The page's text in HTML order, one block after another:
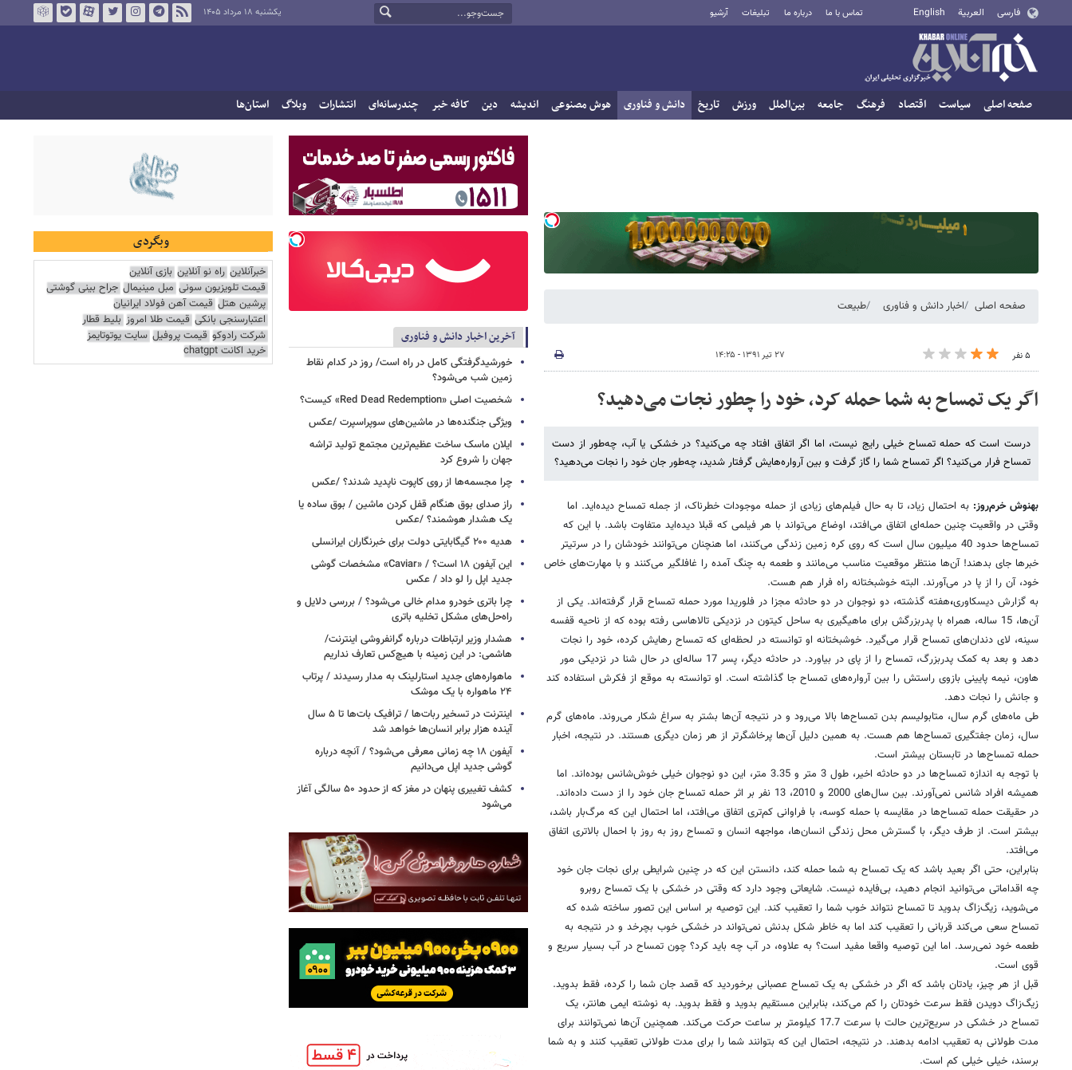
فارسی العربية English تماس با ما درباره ما تبلیغات آرشیو یکشنبه ۱۸ مرداد ۱۴۰۵
صفحه اصلی سیاست اقتصاد فرهنگ جامعه بین‌الملل ورزش تاریخ دانش و فناوری هوش مصنوعی اندیشه دین کافه خبر چندرسانه‌ای انتشارات وبلاگ استان‌ها
صفحه اصلی اخبار دانش و فناوری طبیعت
۵ نفر ۲۷ تیر ۱۳۹۱ - ۱۴:۲۵
اگر یک تمساح به شما حمله کرد، خود را چطور نجات می‌دهید؟
درست است که حمله تمساح خیلی رایج نیست، اما اگر اتفاق افتاد چه می‌کنید؟ در خشکی یا آب، چه‌طور از دست
تمساح فرار می‌کنید؟ اگر تمساح شما را گاز گرفت و بین آرواره‌هایش گرفتار شدید، چه‌طور جان خود را نجات می‌دهید؟
بهنوش خرم‌روز: به احتمال زیاد،‌ تا به حال فیلم‌های زیادی از حمله موجودات خطرناک،‌ از جمله تمساح دیده‌اید. اما
وقتی در واقعیت چنین حمله‌ای اتفاق می‌افتد، اوضاع می‌تواند با هر فیلمی که قبلا دیده‌اید متفاوت باشد. با این که
تمساح‌ها حدود 40 میلیون سال است که روی کره زمین زندگی می‌کنند،‌ اما هنچنان می‌توانند خودشان را در سرتیتر
خبرها جای بدهند! آن‌ها منتظر موقعیت مناسب می‌مانند و طعمه به چنگ آمده را غافلگیر می‌کنند و با مهارت‌های خاص
خود،‌ آن را از پا در می‌آورند. البته خوشبختانه راه فرار هم هست.
به گزارش دیسکاوری،هفته گذشته، دو نوجوان در دو حادثه مجزا در فلوریدا مورد حمله تمساح قرار گرفته‌اند. یکی از
آن‌ها، 15 ساله، همراه با پدربزرگش برای ماهیگیری به ساحل کیتون در نزدیکی تالاهاسی رفته بوده که از ناحیه قفسه
سینه، لای دندان‌های تمساح قرار می‌گیرد. خوشبختانه او توانسته در لحظه‌ای که تمساح رهایش کرده، خود را نجات
دهد و بعد به کمک پدربزرگ، ‌تمساح را از پای در بیاورد. در حادثه دیگر، پسر 17 ساله‌ای در حال شنا در نزدیکی مور
هاون، نیمه پایینی بازوی راستش را بین آرواره‌های تمساح جا گذاشته است. او توانسته به موقع از فکرش استفاده کند
و جانش را نجات دهد.
طی ماه‌های گرم سال، متابولیسم بدن تمساح‌ها بالا می‌رود و در نتیجه آن‌ها بشتر به سراغ شکار می‌روند. ماه‌های گرم
سال، زمان جفتگیری تمساح‌ها هم هست. به همین دلیل آن‌ها پرخاشگرتر از هر زمان دیگری هستند. در نتیجه، اخبار
حمله تمساح‌ها در تابستان بیشتر است.
با توجه به اندازه تمساح‌ها در دو حادثه اخیر، طول 3 متر و 3.35 متر، این دو نوجوان خیلی خوش‌شانس بوده‌اند. اما
همیشه افراد شانس نمی‌آورند. بین سال‌های 2000 و 2010، 13 نفر بر اثر حمله تمساح جان خود را از دست داده‌اند.
در حقیقت حمله تمساح‌ها در مقایسه با حمله کوسه، ‌با فراوانی کم‌تری اتفاق می‌افتد،‌ اما احتمال این که مرگ‌بار باشد،‌
بیشتر است. از طرف دیگر، با گسترش محل زندگی انسان‌ها، مواجهه انسان و تمساح روز به روز با احمال بالاتری اتفاق
می‌افتد.
بنابراین، حتی اگر بعید باشد که یک تمساح به شما حمله کند، ‌دانستن این که در چنین شرایطی برای نجات جان خود
چه اقداماتی می‌توانید انجام دهید،‌ بی‌فایده نیست. شایعاتی وجود دارد که وقتی در خشکی با یک تمساح روبرو
می‌شوید،‌ زیگ‌زاگ بدوید تا تمساح نتواند خوب شما را تعقیب کند. این توصیه بر اساس این تصور ساخته شده که
تمساح سعی می‌کند قربانی را تعقیب کند اما به خاطر شکل بدنش نمی‌تواند در خشکی خوب بچرخد و در نتیجه به
طعمه خود نمی‌رسد. اما این توصیه واقعا مفید است؟ به علاوه، در آب چه باید کرد؟ چون تمساح در آب بسیار سریع و
قوی است.
قبل از هر چیز، یادتان باشد که اگر در خشکی به یک تمساح عصبانی برخوردید که قصد جان شما را کرده، فقط بدوید.
زیگ‌زاگ دویدن فقط سرعت خودتان را کم می‌کند، بنابراین مستقیم بدوید و فقط بدوید. به نوشته ایمی هانتر، یک
تمساح در خشکی در سریع‌ترین حالت با سرعت 17.7 کیلومتر بر ساعت حرکت می‌کند. همچنین آن‌ها نمی‌توانند برای
مدت طولانی به تعقیب ادامه بدهند. در نتیجه،‌ احتمال این که بتوانند شما را برای مدت طولانی تعقیب کنند و به شما
برسند،‌ خیلی خیلی کم است.
آخرین اخبار دانش و فناوری
خورشیدگرفتگی کامل در راه است/ روز در کدام نقاط
زمین شب می‌شود؟
شخصیت اصلی «Red Dead Redemption» کیست؟
ویژگی جنگنده‌ها در ماشین‌های سوپراسپرت /عکس
ایلان ماسک ساخت عظیم‌ترین مجتمع تولید تراشه
جهان را شروع کرد
چرا مجسمه‌ها از روی کاپوت‌ ناپدید شدند؟ /عکس
راز صدای بوق هنگام قفل کردن ماشین / بوق ساده یا
یک هشدار هوشمند؟ /عکس
هدیه ۲۰۰ گیگابایتی دولت برای خبرنگاران ایرانسلی
این آیفون ۱۸ است؟ / «Caviar» مشخصات گوشی
جدید اپل را لو داد / عکس
چرا باتری خودرو مدام خالی می‌شود؟ / بررسی دلایل و
راه‌حل‌های مشکل تخلیه باتری
هشدار وزیر ارتباطات درباره گرانفروشی اینترنت/
هاشمی: در این زمینه با هیچ‌کس تعارف نداریم
ماهواره‌های جدید استارلینک به مدار رسیدند / پرتاب
۲۴ ماهواره با یک موشک
اینترنت در تسخیر ربات‌ها / ترافیک بات‌ها تا ۵ سال
آینده هزار برابر انسان‌ها خواهد شد
آیفون ۱۸ چه زمانی معرفی می‌شود؟ / آنچه درباره
گوشی جدید اپل می‌دانیم
کشف تغییری پنهان در مغز که از حدود ۵۰ سالگی آغاز
می‌شود
وبگردی
خبرآنلاین راه نو آنلاین بازی آنلاین
قیمت تلویزیون سونی مبل مینیمال جراح بینی گوشتی
پرشین هتل قیمت آهن فولاد ایرانیان
اعتبارسنجی بانکی قیمت طلا امروز بلیط قطار
شرکت رادوکو قیمت پروفیل سایت یوتوتایمز
خرید اکانت chatgpt